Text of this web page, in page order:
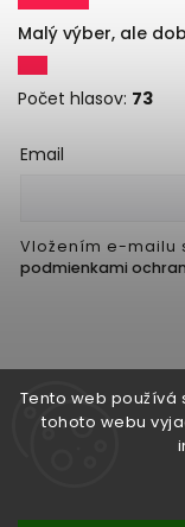
Tento web
tohoto webu
Malý výber, ale
Počet hlasov: 73
Email
Vložením e-mailu
podmienkami